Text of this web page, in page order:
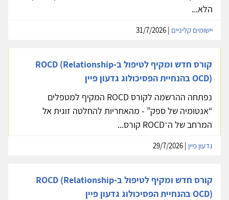
הלא...
יישומים קליניים
קורס חדש ומקיף לטיפול ב-ROCD (Relationship
OCD) בהנחיית הפסיכולוג גדעון פיין
נפתחה ההרשמה לקורס ROCD המקיף למטפלים
“אנטומיה של ספק” - מהאחריות להחלטה זוגית אל
המרחב של ה־ROCD קורס...
גדעון פיין
קורס חדש ומקיף לטיפול ב-ROCD (Relationship
OCD) בהנחיית הפסיכולוג גדעון פיין